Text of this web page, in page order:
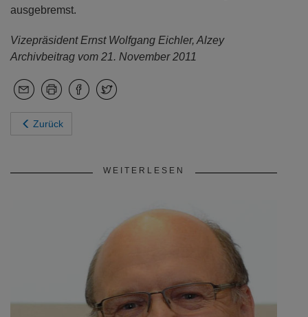
ausgebremst.
Vizepräsident Ernst Wolfgang Eichler, Alzey
Archivbeitrag vom 21. November 2011
Zurück
WEITERLESEN